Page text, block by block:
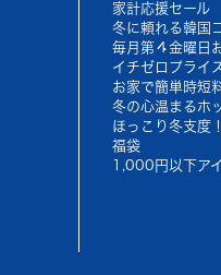
家計応援セール
冬に頼れる韓国
毎月第４金曜日
イチゼロプライ
お家で簡単時短
冬の心温まるホ
ほっこり冬支度
福袋
1,000円以下ア